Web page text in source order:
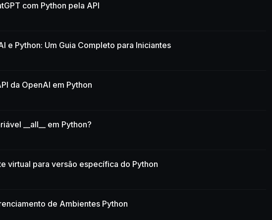
com Python pela API
e Python: Um Guia Completo para Iniciantes
da OpenAI em Python
__all__ em Python?
virtual para versão específica do Python
de Ambientes Python